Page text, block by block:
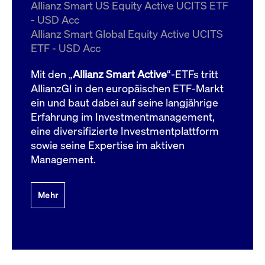
Allianz Smart US Equity Active UCITS ETF
- USD Acc
Allianz Smart Global Equity Active UCITS
ETF - USD Acc
Mit den „Allianz Smart Active“-ETFs tritt
AllianzGI in den europäischen ETF-Markt
ein und baut dabei auf seine langjährige
Erfahrung im Investmentmanagement,
eine diversifizierte Investmentplattform
sowie seine Expertise im aktiven
Management.
Mehr
ApplicationGatewayAffinityCORS
boerse.com
Domain
bis